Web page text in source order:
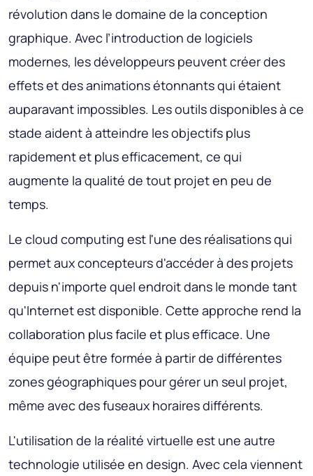
révolution dans le domaine de la conception
graphique. Avec l’introduction de logiciels
modernes, les développeurs peuvent créer des
effets et des animations étonnants qui étaient
auparavant impossibles. Les outils disponibles à ce
stade aident à atteindre les objectifs plus
rapidement et plus efficacement, ce qui
augmente la qualité de tout projet en peu de
temps.
Le cloud computing est l'une des réalisations qui
permet aux concepteurs d'accéder à des projets
depuis n'importe quel endroit dans le monde tant
qu'Internet est disponible. Cette approche rend la
collaboration plus facile et plus efficace. Une
équipe peut être formée à partir de différentes
zones géographiques pour gérer un seul projet,
même avec des fuseaux horaires différents.
L'utilisation de la réalité virtuelle est une autre
technologie utilisée en design. Avec cela viennent